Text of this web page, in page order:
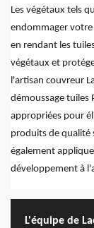
Les végétaux tels
endommager
en rendant les
végétaux et
l'artisan couvreur
démoussage tuiles
appropriées pour
produits de qualité
également
développement à
L'équipe de